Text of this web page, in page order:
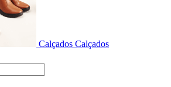
Calçados Calçados